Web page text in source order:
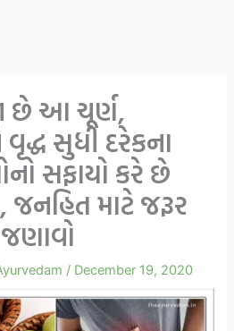
છે આ ચૂર્ણ,
સુધી દરેકના
સફાયો કરે છે
જનહિત માટે જરૂર
/ December 19, 2020